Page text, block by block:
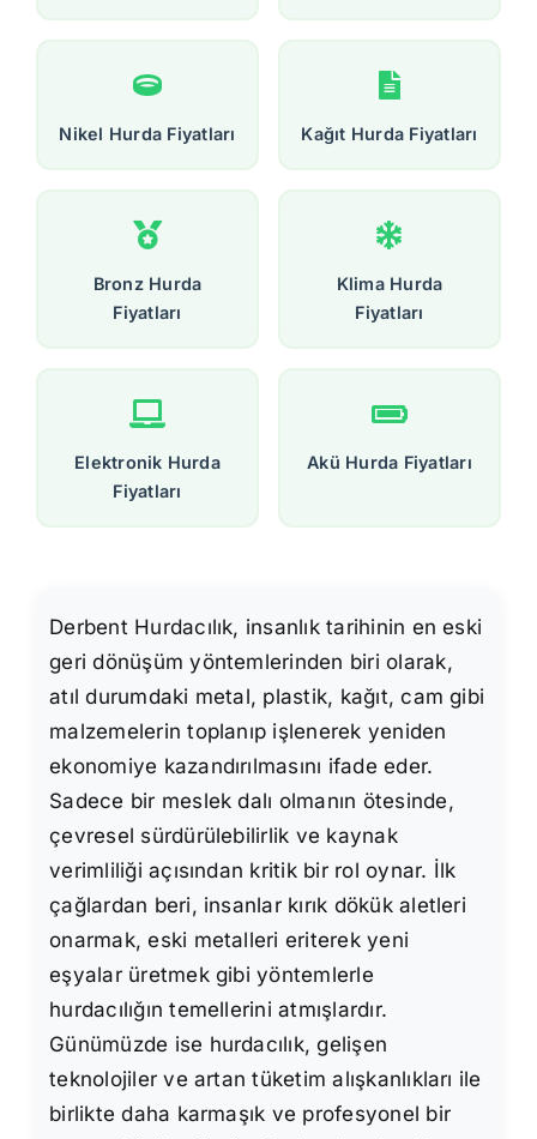
Nikel Hurda Fiyatları Kağıt Hurda Fiyatları
Bronz Hurda
Fiyatları
Klima Hurda
Fiyatları
Elektronik Hurda
Fiyatları
Akü Hurda Fiyatları
Derbent Hurdacılık, insanlık tarihinin en eski
geri dönüşüm yöntemlerinden biri olarak,
atıl durumdaki metal, plastik, kağıt, cam gibi
malzemelerin toplanıp işlenerek yeniden
ekonomiye kazandırılmasını ifade eder.
Sadece bir meslek dalı olmanın ötesinde,
çevresel sürdürülebilirlik ve kaynak
verimliliği açısından kritik bir rol oynar. İlk
çağlardan beri, insanlar kırık dökük aletleri
onarmak, eski metalleri eriterek yeni
eşyalar üretmek gibi yöntemlerle
hurdacılığın temellerini atmışlardır.
Günümüzde ise hurdacılık, gelişen
teknolojiler ve artan tüketim alışkanlıkları ile
birlikte daha karmaşık ve profesyonel bir